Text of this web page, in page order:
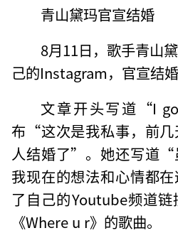
青山黛玛官宣结婚
8月11日，歌手青山
己的Instagram，官宣结婚
文章开头写道“I
布“这次是我私事，前几
人结婚了”。她还写道“
我现在的想法和心情都
了自己的Youtube频道
《Where u r》的歌曲。